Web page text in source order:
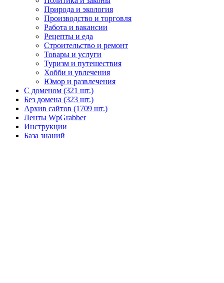
Природа и экология
Производство и торговля
Работа и вакансии
Рецепты и еда
Строительство и ремонт
Товары и услуги
Туризм и путешествия
Хобби и увлечения
Юмор и развлечения
С доменом (321 шт.)
Без домена (323 шт.)
Архив сайтов (1709 шт.)
Ленты WpGrabber
Инструкции
База знаний